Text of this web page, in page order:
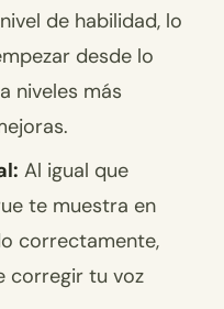
de habilidad, lo
desde lo
niveles más
Al igual que
te muestra en
correctamente,
corregir tu voz